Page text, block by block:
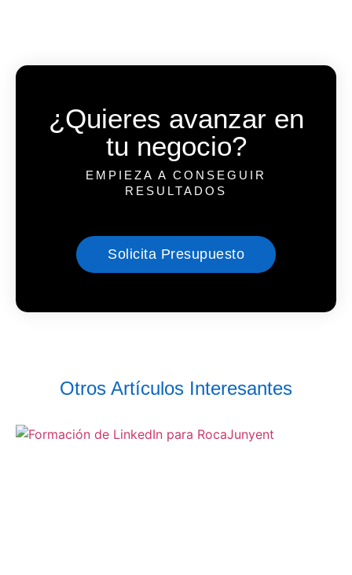
¿Quieres avanzar en
tu negocio?
EMPIEZA A CONSEGUIR
RESULTADOS
Solicita Presupuesto
Otros Artículos Interesantes